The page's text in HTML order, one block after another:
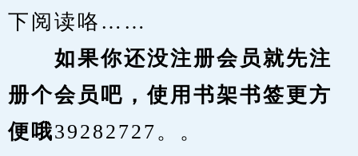
下阅读咯……
如果你还没注册会员就先注
册个会员吧，使用书架书签更方
便哦39282727。。